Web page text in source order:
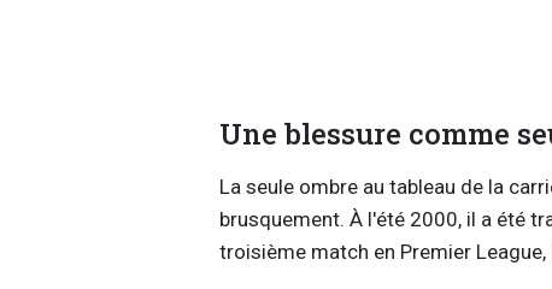
Une blessure comme
La seule ombre au tableau de la
brusquement. À l'été 2000, il a été
troisième match en Premier